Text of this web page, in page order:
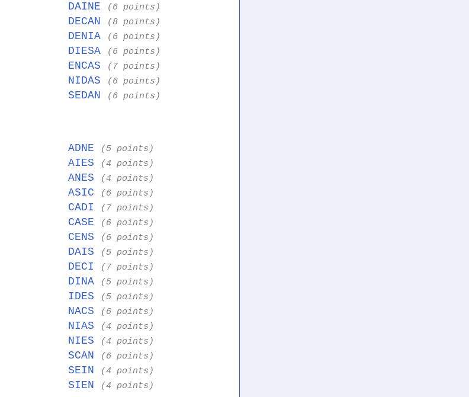
DAINE (6 points)
DECAN (8 points)
DENIA (6 points)
DIESA (6 points)
ENCAS (7 points)
NIDAS (6 points)
SEDAN (6 points)
ADNE (5 points)
AIES (4 points)
ANES (4 points)
ASIC (6 points)
CADI (7 points)
CASE (6 points)
CENS (6 points)
DAIS (5 points)
DECI (7 points)
DINA (5 points)
IDES (5 points)
NACS (6 points)
NIAS (4 points)
NIES (4 points)
SCAN (6 points)
SEIN (4 points)
SIEN (4 points)